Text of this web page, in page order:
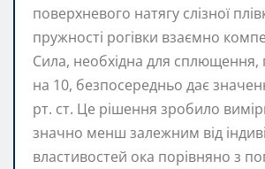
поверхневого натягу слізної
пружності рогівки взаємно
Сила, необхідна для
на 10, безпосередньо дає
рт. ст. Це рішення зробило
значно менш залежним від
властивостей ока порівняно з